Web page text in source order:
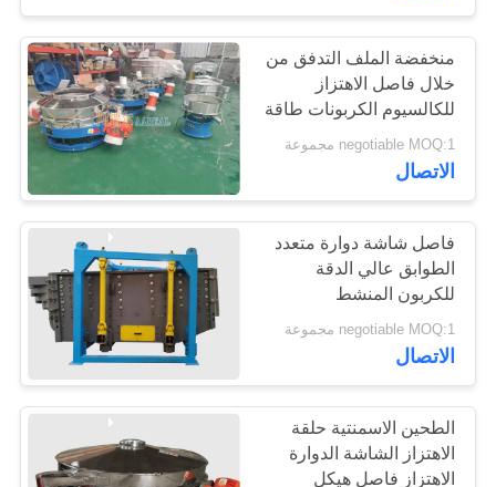
منخفضة الملف التدفق من
خلال فاصل الاهتزاز
للكالسيوم الكربونات طاقة
محركات مزدوجة
negotiable MOQ:1 مجموعة
الاتصال
فاصل شاشة دوارة متعدد
الطوابق عالي الدقة
للكربون المنشط
negotiable MOQ:1 مجموعة
الاتصال
الطحين الاسمنتية حلقة
الاهتزاز الشاشة الدوارة
الاهتزاز فاصل هيكل